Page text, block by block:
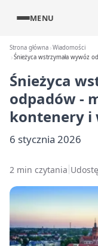
MENU
Strona główna Wiadomości
Śnieżyca wstrzymała wywóz
Śnieżyca
odpadów -
kontenery i
6 stycznia 2026
2 min czytania